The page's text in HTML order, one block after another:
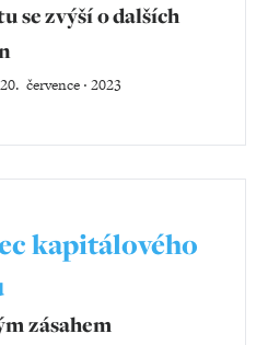
se zvýší o dalších
července ‧ 2023
kapitálového
zásahem